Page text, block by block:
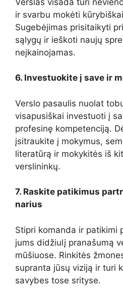
ir svarbu mokėti
Sugebėjimas prisitaikyti
sąlygų ir ieškoti naujų
neįkainojamas.
6. Investuokite į save ir
Verslo pasaulis nuolat
visapusiškai investuoti į
profesinę kompetenciją.
įsitraukite į mokymus,
literatūrą ir mokykitės iš
verslininkų.
7. Raskite patikimus
narius
Stipri komanda ir patikimi
jums didžiulį pranašumą
mūšiuose. Rinkitės
supranta jūsų viziją ir turi
savybes tose srityse.